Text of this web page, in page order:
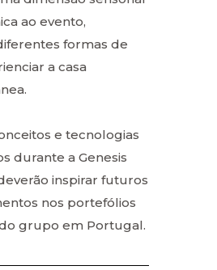
ao evento,
formas de
a casa
e tecnologias
durante a Genesis
inspirar futuros
nos portefólios
grupo em Portugal.